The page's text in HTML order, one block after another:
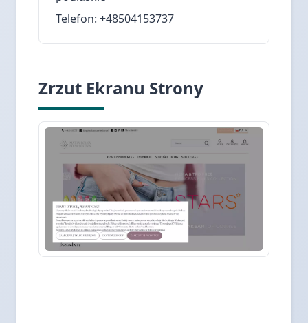
Telefon: +48504153737
Zrzut Ekranu Strony